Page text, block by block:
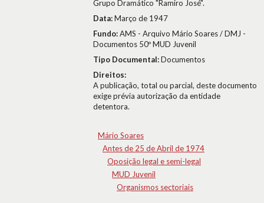
Grupo Dramático "Ramiro José".
Data:Março de 1947
Fundo:AMS - Arquivo Mário Soares / DMJ -
Documentos 50º MUD Juvenil
Tipo Documental:Documentos
Direitos:
A publicação, total ou parcial, deste documento
exige prévia autorização da entidade
detentora.
Mário Soares
Antes de 25 de Abril de 1974
Oposição legal e semi-legal
MUD Juvenil
Organismos sectoriais